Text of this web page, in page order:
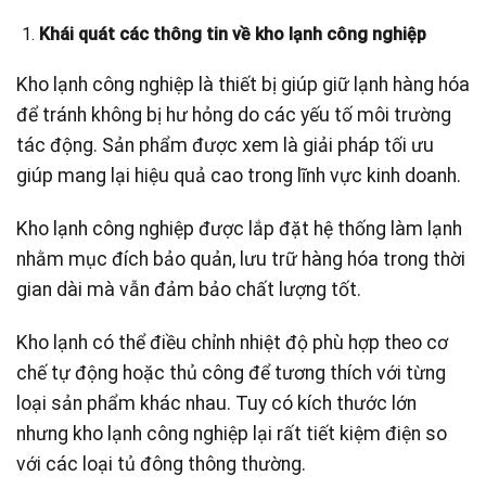
Khái quát các thông tin về kho lạnh công nghiệp
Kho lạnh công nghiệp là thiết bị giúp giữ lạnh hàng hóa
để tránh không bị hư hỏng do các yếu tố môi trường
tác động. Sản phẩm được xem là giải pháp tối ưu
giúp mang lại hiệu quả cao trong lĩnh vực kinh doanh.
Kho lạnh công nghiệp được lắp đặt hệ thống làm lạnh
nhằm mục đích bảo quản, lưu trữ hàng hóa trong thời
gian dài mà vẫn đảm bảo chất lượng tốt.
Kho lạnh có thể điều chỉnh nhiệt độ phù hợp theo cơ
chế tự động hoặc thủ công để tương thích với từng
loại sản phẩm khác nhau. Tuy có kích thước lớn
nhưng kho lạnh công nghiệp lại rất tiết kiệm điện so
với các loại tủ đông thông thường.